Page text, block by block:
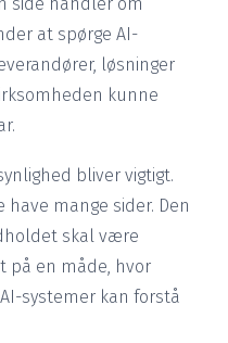
at spørge AI-
løsninger
kunne
bliver vigtigt.
have mange sider. Den
skal være
på en måde, hvor
systemer kan forstå